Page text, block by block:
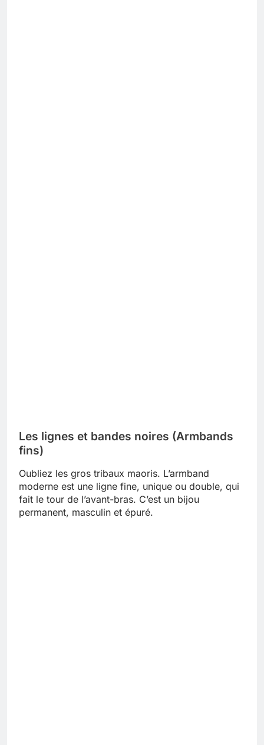
Les lignes et bandes noires (Armbands
fins)
Oubliez les gros tribaux maoris. L’armband
moderne est une ligne fine, unique ou double, qui
fait le tour de l’avant-bras. C’est un bijou
permanent, masculin et épuré.